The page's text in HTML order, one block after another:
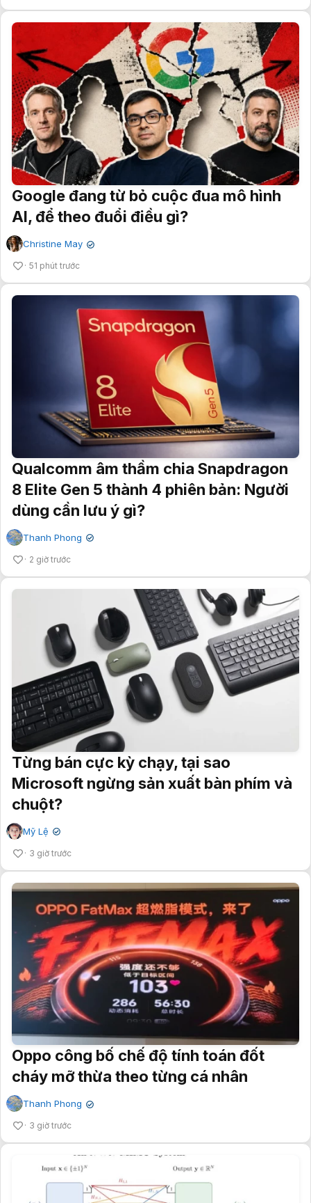
Google đang từ bỏ cuộc đua mô hình
AI, để theo đuổi điều gì?
Christine May ✔
51 phút trước
Qualcomm âm thầm chia Snapdragon
8 Elite Gen 5 thành 4 phiên bản: Người
dùng cần lưu ý gì?
Thanh Phong ✔
2 giờ trước
Từng bán cực kỳ chạy, tại sao
Microsoft ngừng sản xuất bàn phím và
chuột?
Mỹ Lệ ✔
3 giờ trước
Oppo công bố chế độ tính toán đốt
cháy mỡ thừa theo từng cá nhân
Thanh Phong ✔
3 giờ trước